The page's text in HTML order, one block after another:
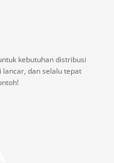
kebutuhan distribusi
dan selalu tepat